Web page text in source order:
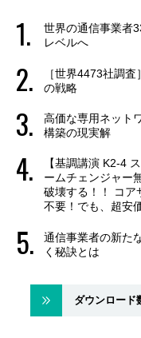
世界の通信事業者
レベルへ
［世界4473社調
の戦略
高価な専用ネット
構築の現実解
【基調講演 K2-4
ームチェンジャー
破壊する！！ コア
不要！でも、超安
通信事業者の新た
く秘訣とは
ダウンロード